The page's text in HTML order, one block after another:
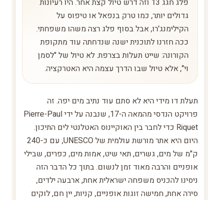
גדולים יותר, כמו טרק בנפאל או טיפוס על
הקילימנג'רו, אבל בסוף פלג רצה משהו משפחתי.
ככה חזרנו לתוכנית ישנה שנדחתה עוד מתקופת
הקורונה: שייט תעלות בצרפת. לא טיול של "לסמן
וי", אלא טיול שבו הדרך עצמה היא האטרקציה.
תעלת דו מידי היא לא סתם עוד נתיב מים יפה. זה
פרויקט הנדסי מהמאה ה-17, שנבנה על ידי Pierre-Paul
Riquet כדי לחבר בין האוקיינוס האטלנטי לים התיכון.
היום היא אתר מורשת עולמית של UNESCO, עם כ-240
ק"מ של מים, גשרים, תאי שיט, אמות מים, כפרים, שבילי
אופניים והרבה מאוד זמן לנשום. בתוך כל הדבר הזה
ניסינו להכניס משפחה ישראלית אחת, ארבעה ילדים,
סירה אחת, חמישה זוגות אופניים, קניות, יין חם, לוקים